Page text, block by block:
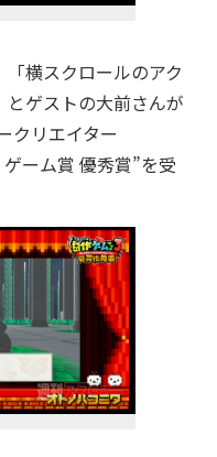
横スクロールのアク
ゲストの大前さんが
クリエイター
ーム賞 優秀賞”を受